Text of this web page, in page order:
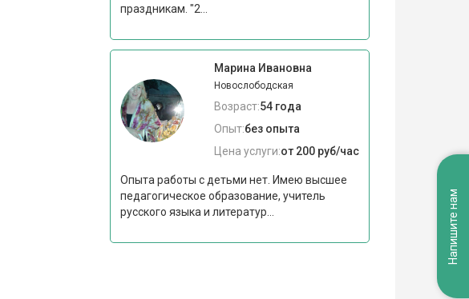
праздникам. "2...
Марина Ивановна
Новослободская
Возраст:54 года
Опыт:без опыта
Цена услуги:от 200 руб/час
Опыта работы с детьми нет. Имею высшее
педагогическое образование, учитель
русского языка и литератур...
Напишите нам